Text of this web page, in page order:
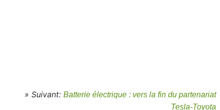
» Suivant: Batterie électrique : vers la fin du partenariat
Tesla-Toyota